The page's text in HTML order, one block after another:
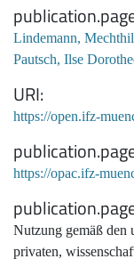
Lindemann,
Pautsch, Ilse
URI
https://open.ifz-
https://opac.ifz-
Nutzung gemäß den
privaten,